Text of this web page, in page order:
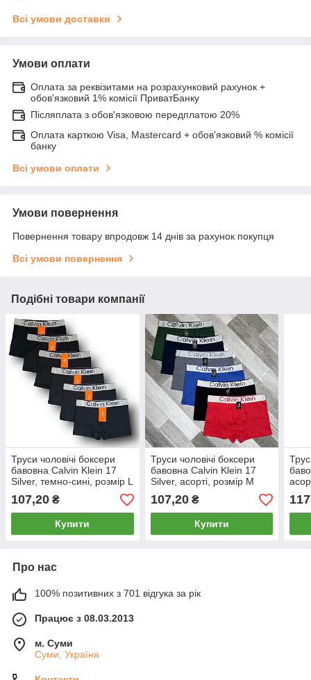
Всі умови доставки
Умови оплати
Оплата за реквізитами на розрахунковий рахунок +
обов'язковий 1% комісії ПриватБанку
Післяплата з обов'язковою передплатою 20%
Оплата карткою Visa, Mastercard + обов'язковий % комісії
банку
Всі умови оплати
Умови повернення
Повернення товару впродовж 14 днів за рахунок покупця
Всі умови повернення
Подібні товари компанії
Труси чоловічі боксери
бавовна Calvin Klein 17
Silver, темно-сині, розмір L
(46-48), 013073
107,20 ₴
Купити
Труси чоловічі боксери
бавовна Calvin Klein 17
Silver, асорті, розмір M
(46-48), 013012
107,20₴
Купити
2XL
Про нас
100% позитивних з 701 відгука за рік
Працює з 08.03.2013
м. Суми
Суми, Україна